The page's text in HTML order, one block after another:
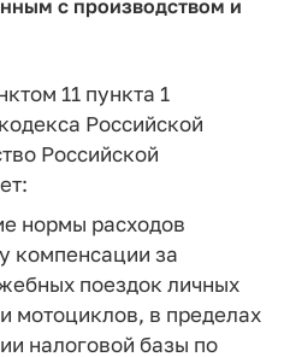
с производством и
11 пункта 1
Российской
Российской
нормы расходов
компенсации за
поездок личных
мотоциклов, в пределах
налоговой базы по